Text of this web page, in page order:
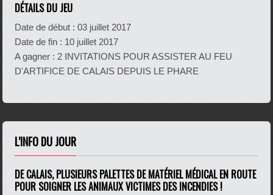
DÉTAILS DU JEU
Date de début :03 juillet 2017
Date de fin : 10 juillet 2017
A gagner : 2 INVITATIONS POUR ASSISTER AU FEU
D'ARTIFICE DE CALAIS DEPUIS LE PHARE
L'INFO DU JOUR
DE CALAIS, PLUSIEURS PALETTES DE MATÉRIEL MÉDICAL EN ROUTE
POUR SOIGNER LES ANIMAUX VICTIMES DES INCENDIES !